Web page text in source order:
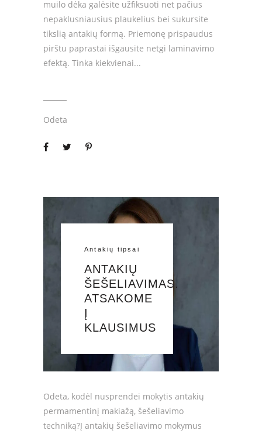
muilo dėka galėsite užfiksuoti net pačius
nepaklusniausius plaukelius bei sukursite
tikslią antakių formą. Priemonę prispaudus
pirštu paprastai išgausite netgi laminavimo
efektą. Tinka kiekvienai
Odeta
Antakių tipsai
ANTAKIŲ
ŠEŠELIAVIMAS.
ATSAKOME
Į
KLAUSIMUS
Odeta, kodėl nusprendei mokytis antakių
permamentinį makiažą, šešeliavimo
techniką?Į antakių šešeliavimo mokymus